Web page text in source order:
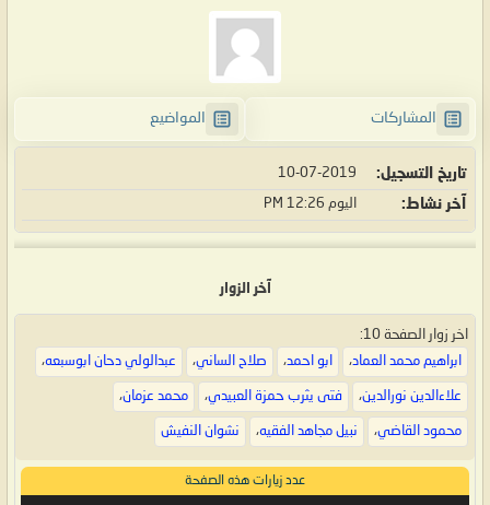
المشاركات المواضيع
تاريخ التسجيل 10-07-2019
آخر نشاط اليوم 12:26 PM
آخر الزوار
اخر زوار الصفحة 10:
ابراهيم محمد العماد، ابو احمد، صلاح الساني، عبدالولي دحان ابوسبعه،
علاءالدين نورالدين، فتى يثرب حمزة العبيدي، محمد عزمان،
محمود القاضي، نبيل مجاهد الفقيه، نشوان النفيش
عدد زيارات هذه الصفحة